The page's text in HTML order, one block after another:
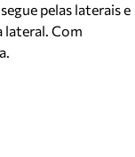
pelas laterais e
lateral. Com